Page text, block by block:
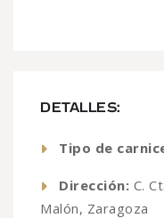
DETALLES:
Tipo de
Dirección: C.
Malón, Zaragoza